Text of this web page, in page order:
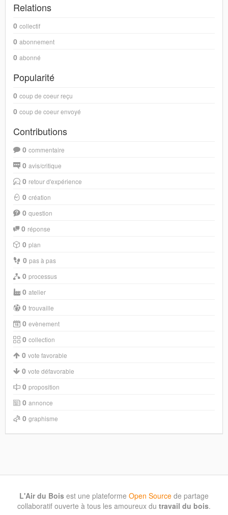
Relations
0 collectif
0 abonnement
0 abonné
Popularité
0 coup de coeur reçu
0 coup de coeur envoyé
Contributions
0 commentaire
0 avis/critique
0 retour d'expérience
0 création
0 question
0 réponse
0 plan
0 pas à pas
0 processus
0 atelier
0 trouvaille
0 evènement
0 collection
0 vote favorable
0 vote défavorable
0 proposition
0 annonce
0 graphisme
L'Air du Bois est une plateforme Open Source de partage
collaboratif ouverte à tous les amoureux du travail du bois.